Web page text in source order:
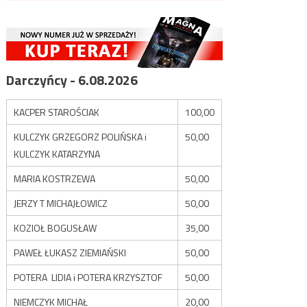
Darczyńcy - 6.08.2026
KACPER STAROŚCIAK
100,00
KULCZYK GRZEGORZ POLIŃSKA i
KULCZYK KATARZYNA
50,00
MARIA KOSTRZEWA
50,00
JERZY T MICHAJŁOWICZ
50,00
KOZIOŁ BOGUSŁAW
35,00
PAWEŁ ŁUKASZ ZIEMIAŃSKI
50,00
POTERA LIDIA i POTERA KRZYSZTOF
50,00
NIEMCZYK MICHAŁ
20,00